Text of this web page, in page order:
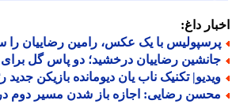
داغ:
با یک عکس، رامین رضاییان را
رضاییان درخشید؛ دو پاس گل برای
تکنیک ناب یان دیومانده بازیکن جدید رئال
رضایی: اجازه باز شدن مسیر دوم در